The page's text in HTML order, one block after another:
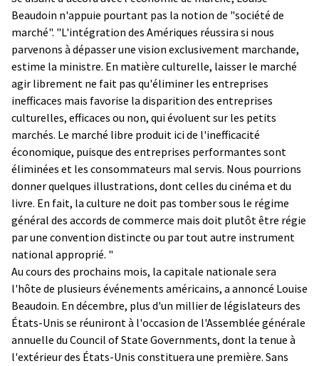
Beaudoin n'appuie pourtant pas la notion de "société de
marché". "L'intégration des Amériques réussira si nous
parvenons à dépasser une vision exclusivement marchande,
estime la ministre. En matière culturelle, laisser le marché
agir librement ne fait pas qu'éliminer les entreprises
inefficaces mais favorise la disparition des entreprises
culturelles, efficaces ou non, qui évoluent sur les petits
marchés. Le marché libre produit ici de l'inefficacité
économique, puisque des entreprises performantes sont
éliminées et les consommateurs mal servis. Nous pourrions
donner quelques illustrations, dont celles du cinéma et du
livre. En fait, la culture ne doit pas tomber sous le régime
général des accords de commerce mais doit plutôt être régie
par une convention distincte ou par tout autre instrument
national approprié. "
Au cours des prochains mois, la capitale nationale sera
l'hôte de plusieurs événements américains, a annoncé Louise
Beaudoin. En décembre, plus d'un millier de législateurs des
États-Unis se réuniront à l'occasion de l'Assemblée générale
annuelle du Council of State Governments, dont la tenue à
l'extérieur des États-Unis constituera une première. Sans